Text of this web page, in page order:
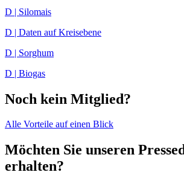
D | Silomais
D | Daten auf Kreisebene
D | Sorghum
D | Biogas
Noch kein Mitglied?
Alle Vorteile auf einen Blick
Möchten Sie unseren
erhalten?